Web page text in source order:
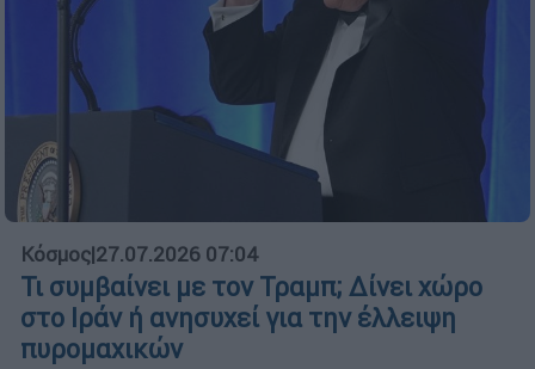
Κόσμος|27.07.2026 07:04
Τι συμβαίνει με τον Τραμπ; Δίνει χώρο
στο Ιράν ή ανησυχεί για την έλλειψη
πυρομαχικών